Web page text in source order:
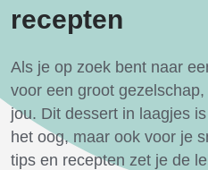
recepten
Als je op zoek bent naar
voor een groot
jou. Dit dessert in laagjes
het oog, maar ook voor je
tips en recepten zet je de